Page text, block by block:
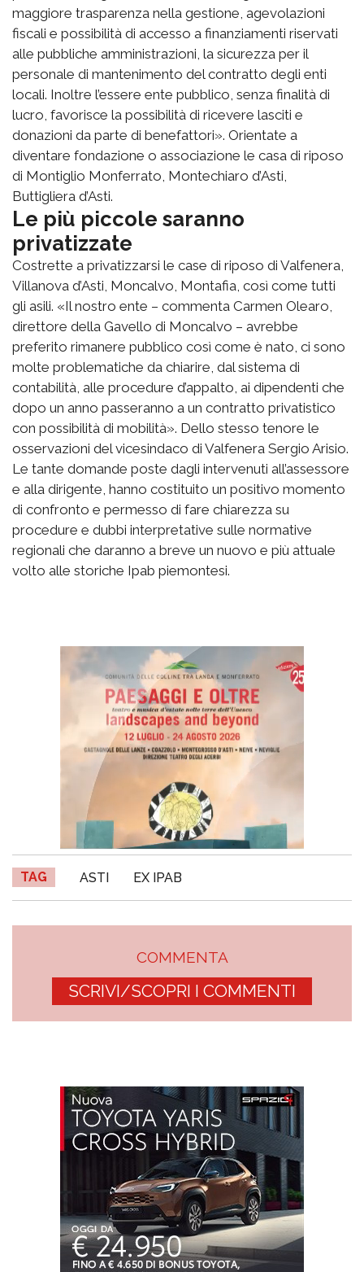
maggiore trasparenza nella gestione, agevolazioni
fiscali e possibilità di accesso a finanziamenti riservati
alle pubbliche amministrazioni, la sicurezza per il
personale di mantenimento del contratto degli enti
locali. Inoltre l’essere ente pubblico, senza finalità di
lucro, favorisce la possibilità di ricevere lasciti e
donazioni da parte di benefattori». Orientate a
diventare fondazione o associazione le casa di riposo
di Montiglio Monferrato, Montechiaro d’Asti,
Buttigliera d’Asti.
Le più piccole saranno
privatizzate
Costrette a privatizzarsi le case di riposo di Valfenera,
Villanova d’Asti, Moncalvo, Montafia, così come tutti
gli asili. «Il nostro ente – commenta Carmen Olearo,
direttore della Gavello di Moncalvo – avrebbe
preferito rimanere pubblico così come è nato, ci sono
molte problematiche da chiarire, dal sistema di
contabilità, alle procedure d’appalto, ai dipendenti che
dopo un anno passeranno a un contratto privatistico
con possibilità di mobilità». Dello stesso tenore le
osservazioni del vicesindaco di Valfenera Sergio Arisio.
Le tante domande poste dagli intervenuti all’assessore
e alla dirigente, hanno costituito un positivo momento
di confronto e permesso di fare chiarezza su
procedure e dubbi interpretative sulle normative
regionali che daranno a breve un nuovo e più attuale
volto alle storiche Ipab piemontesi.
TAG ASTI EX IPAB
COMMENTA
SCRIVI/SCOPRI I COMMENTI